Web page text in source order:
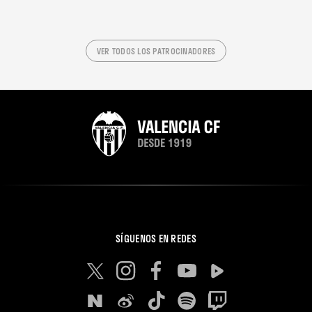
VER TODOS LOS PATROCINADORES
SÍGUENOS EN REDES